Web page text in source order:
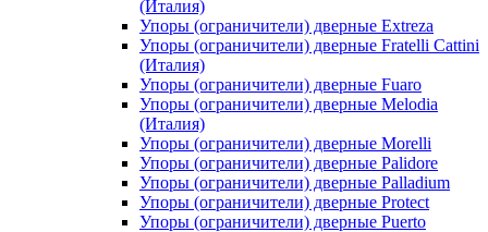
(Италия)
Упоры (ограничители) дверные Extreza
Упоры (ограничители) дверные Fratelli Cattini
(Италия)
Упоры (ограничители) дверные Fuaro
Упоры (ограничители) дверные Melodia
(Италия)
Упоры (ограничители) дверные Morelli
Упоры (ограничители) дверные Palidore
Упоры (ограничители) дверные Palladium
Упоры (ограничители) дверные Protect
Упоры (ограничители) дверные Puerto